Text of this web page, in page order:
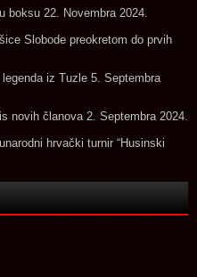
boksu 22. Novembra 2024.
Slobode preokretom do prvih
iz Tuzle 5. Septembra
novih članova 2. Septembra 2024.
hrvački turnir “Husinski